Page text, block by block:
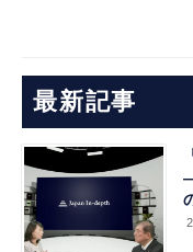
最新記事